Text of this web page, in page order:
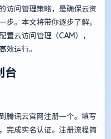
访问管理策略，是确保云资
步。本文将带你逐步了解，
置云访问管理（CAM），
效运行。
台
腾讯云官网注册一个。填写
完成实名认证。注册流程简